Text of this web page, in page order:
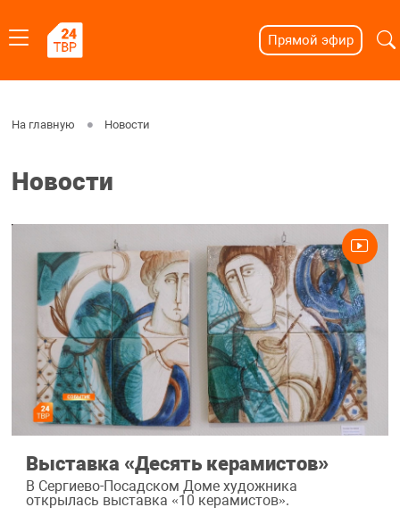
Прямой эфир
На главную Новости
Новости
Выставка «Десять керамистов»
В Сергиево-Посадском Доме художника
открылась выставка «10 керамистов».